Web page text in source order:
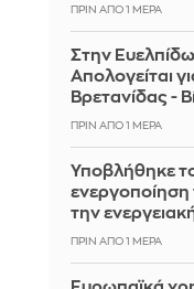
ΠΡΙΝ ΑΠΌ 1 ΜΈΡΑ
Στην
Απολογείται
Βρετανίδας -
ΠΡΙΝ ΑΠΌ 1 ΜΈΡΑ
Υποβλήθηκε
ενεργοποίηση
την
ΠΡΙΝ ΑΠΌ 1 ΜΈΡΑ